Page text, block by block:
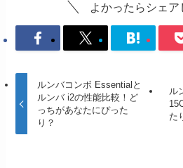
よかったらシェア
ルンバコンボ Essentialと
ルンバ i2の性能比較！ど
っちがあなたにぴった
り？
ル
た